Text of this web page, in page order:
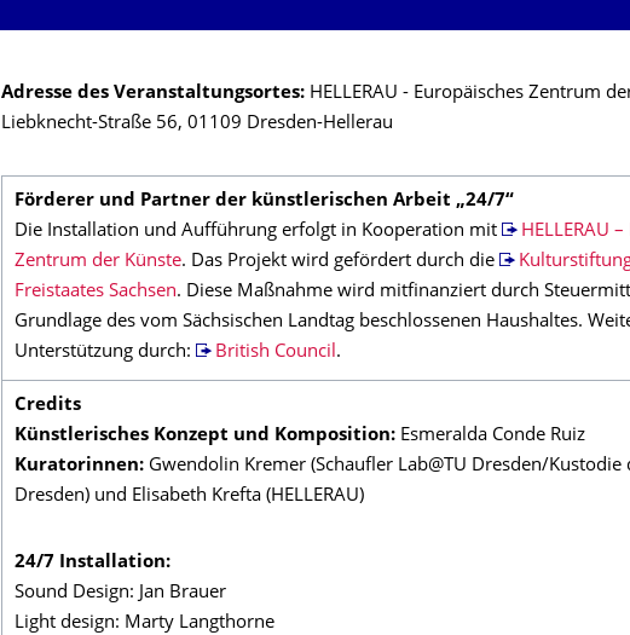
Adresse des Veranstaltungsortes: HELLERAU - Europäisches Zentrum
Liebknecht-Straße 56, 01109 Dresden-Hellerau
Förderer und Partner der künstlerischen Arbeit „24/7“
Die Installation und Aufführung erfolgt in Kooperation mit
HELLERAU
Zentrum der Künste. Das Projekt wird gefördert durch die
Freistaates Sachsen. Diese Maßnahme wird mitfinanziert durch
Grundlage des vom Sächsischen Landtag beschlossenen Haushaltes.
Unterstützung durch:
British Council.
Credits
Künstlerisches Konzept und Komposition: Esmeralda Conde Ruiz
Kuratorinnen: Gwendolin Kremer (Schaufler Lab@TU Dresden/Kustodie
Dresden) und Elisabeth Krefta (HELLERAU)
24/7 Installation:
Sound Design: Jan Brauer
Light design: Marty Langthorne